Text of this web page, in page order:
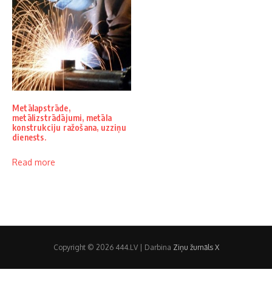
Metālapstrāde,
metālizstrādājumi, metāla
konstrukciju ražošana, uzziņu
dienests.
Read more
Copyright © 2026 444.LV | Darbina Ziņu žurnāls X